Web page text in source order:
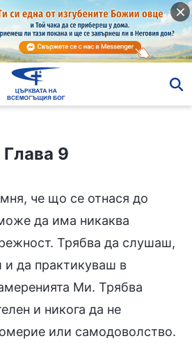
Глава 9
че що се отнася до
да има никаква
Трябва да слушаш,
и да практикуваш в
Ми. Трябва
и никога да не
или самодоволство.